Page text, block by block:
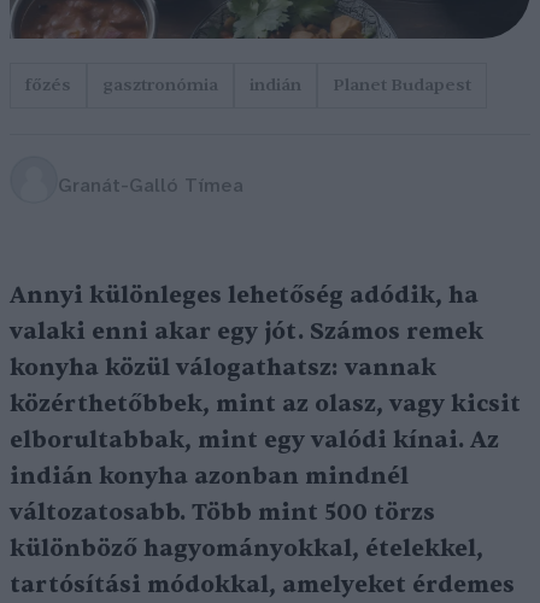
főzés gasztronómia indián Planet Budapest
Granát-Galló Tímea
Annyi különleges lehetőség adódik, ha
valaki enni akar egy jót. Számos remek
konyha közül válogathatsz: vannak
közérthetőbbek, mint az olasz, vagy kicsit
elborultabbak, mint egy valódi kínai. Az
indián konyha azonban mindnél
változatosabb. Több mint 500 törzs
különböző hagyományokkal, ételekkel,
tartósítási módokkal, amelyeket érdemes